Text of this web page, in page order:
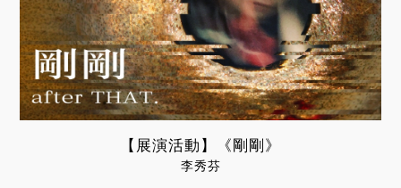
【展演活動】《剛剛》
李秀芬